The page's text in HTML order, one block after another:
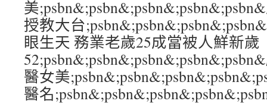
美
授教大台
眼生天 務業老歲25成當被人鮮新歲
醫女美
醫名